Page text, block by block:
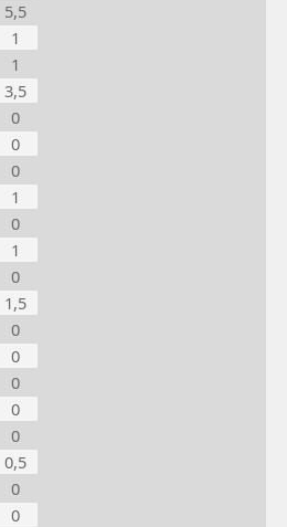
5,5
1
1
3,5
0
0
0
1
0
1
0
1,5
0
0
0
0
0
0,5
0
0